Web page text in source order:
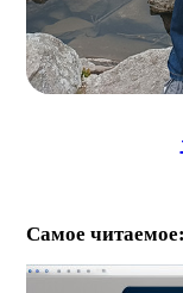
Самое читаемое: